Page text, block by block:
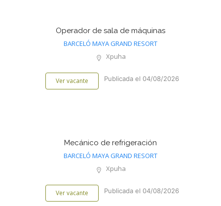
Operador de sala de máquinas
BARCELÓ MAYA GRAND RESORT
Xpuha
Ver vacante Publicada el 04/08/2026
Mecánico de refrigeración
BARCELÓ MAYA GRAND RESORT
Xpuha
Ver vacante Publicada el 04/08/2026